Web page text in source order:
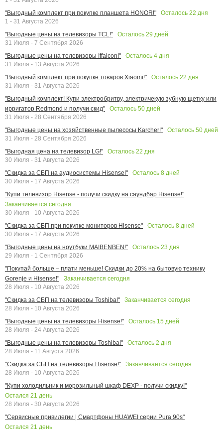
"Выгодный комплект при покупке планшета HONOR!"
Осталось 22 дня
1 - 31 Августа 2026
"Выгодные цены на телевизоры TCL!"
Осталось 29 дней
31 Июля - 7 Сентября 2026
"Выгодные цены на телевизоры Iffalcon!"
Осталось 4 дня
31 Июля - 13 Августа 2026
"Выгодный комплект при покупке товаров Xiaomi!"
Осталось 22 дня
31 Июля - 31 Августа 2026
"Выгодный комплект! Купи электробритву, электричекую зубную щетку или
ирригатор Redmond и получи скид"
Осталось 50 дней
31 Июля - 28 Сентября 2026
"Выгодные цены на хозяйственные пылесосы Karcher!"
Осталось 50 дней
31 Июля - 28 Сентября 2026
"Выгодная цена на телевизор LG!"
Осталось 22 дня
30 Июля - 31 Августа 2026
"Скидка за СБП на аудиосистемы Hisense!"
Осталось 8 дней
30 Июля - 17 Августа 2026
"Купи телевизор Hisense - получи скидку на саундбар Hisense!"
Заканчивается сегодня
30 Июля - 10 Августа 2026
"Скидка за СБП при покупке мониторов Hisense"
Осталось 8 дней
30 Июля - 17 Августа 2026
"Выгодные цены на ноутбуки MAIBENBEN!"
Осталось 23 дня
29 Июля - 1 Сентября 2026
"Покупай больше – плати меньше! Скидки до 20% на бытовую технику
Gorenje и Hisense!"
Заканчивается сегодня
28 Июля - 10 Августа 2026
"Скидка за СБП на телевизоры Toshiba!"
Заканчивается сегодня
28 Июля - 10 Августа 2026
"Выгодные цены на телевизоры Hisense!"
Осталось 15 дней
28 Июля - 24 Августа 2026
"Выгодные цены на телевизоры Toshiba!"
Осталось 2 дня
28 Июля - 11 Августа 2026
"Скидка за СБП на телевизоры Hisense!"
Заканчивается сегодня
28 Июля - 10 Августа 2026
"Купи холодильник и морозильный шкаф DEXP - получи скидку!"
Остался 21 день
28 Июля - 30 Августа 2026
"Сервисные привилегии | Смартфоны HUAWEI серии Pura 90s"
Остался 21 день